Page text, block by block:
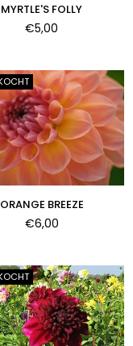
MYRTLE'S FOLLY
Normale
€5,00
ORANGE BREEZE
Normale
€6,00